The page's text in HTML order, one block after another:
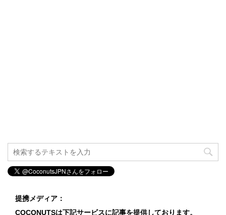
提携メディア：
COCONUTSは下記サービスに記事を提供しております。